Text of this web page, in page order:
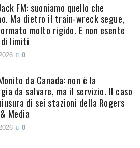
FM: suoniamo quello che
Ma dietro il train-wreck segue,
molto rigido. E non esente
limiti
0
da Canada: non è la
da salvare, ma il servizio. Il caso
di sei stazioni della Rogers
Media
0